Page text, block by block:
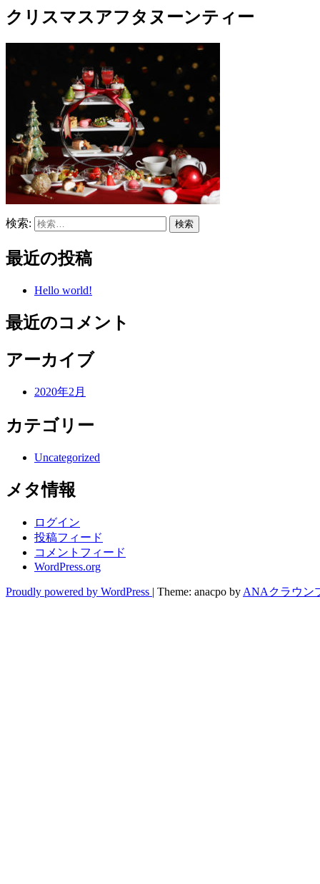
クリスマスアフタヌーンティー
検索:
最近の投稿
Hello world!
最近のコメント
アーカイブ
2020年2月
カテゴリー
Uncategorized
メタ情報
ログイン
投稿フィード
コメントフィード
WordPress.org
Proudly powered by WordPress | Theme: anacpo by ANAクラウン